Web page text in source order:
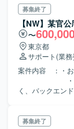
募集終了
【NW】某官
〜
東京都
サポート (業
案件内容 ：・お
・エンドユ
く、バック
ップ、設定
募集終了